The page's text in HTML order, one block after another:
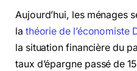
Aujourd’hui, les ménages
la théorie de l’économiste
la situation financière du
taux d’épargne passé de